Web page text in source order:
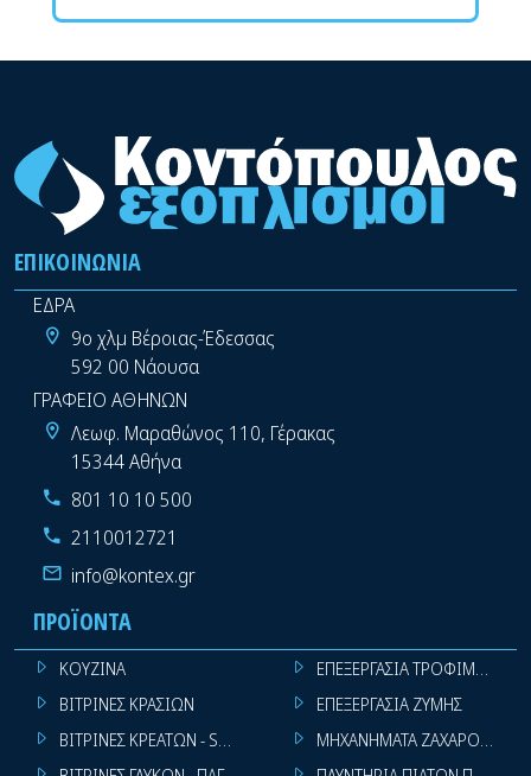
ΕΠΙΚΟΙΝΩΝΊΑ
ΕΔΡΑ
9ο χλμ Βέροιας-Έδεσσας
592 00 Νάουσα
ΓΡΑΦΕΙΟ ΑΘΗΝΩΝ
Λεωφ. Μαραθώνος 110, Γέρακας
15344 Αθήνα
801 10 10 500
2110012721
info@kontex.gr
ΠΡΟΪΌΝΤΑ
ΚΟΥΖΙΝΑ
ΒΙΤΡΙΝΕΣ ΚΡΑΣΙΩΝ
ΒΙΤΡΙΝΕΣ ΚΡΕΑΤΩΝ - SUPER MARKET
ΕΠΕΞΕΡΓΑΣΙΑ ΤΡΟΦΙΜΩΝ
ΕΠΕΞΕΡΓΑΣΙΑ ΖΥΜΗΣ
ΜΗΧΑΝΗΜΑΤΑ